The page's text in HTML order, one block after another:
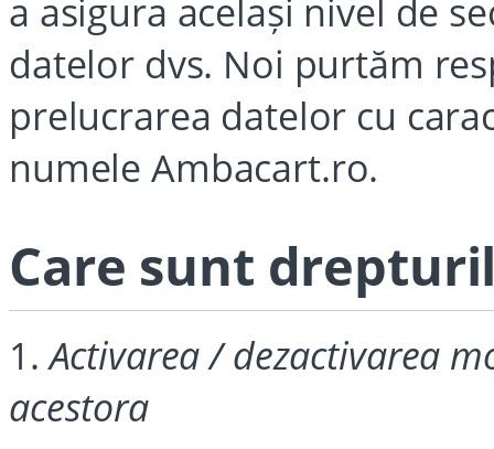
a asigura același nivel de
datelor dvs. Noi purtăm
prelucrarea datelor cu
numele Ambacart.ro.
Care sunt
1.Activarea / dezactivarea
acestora